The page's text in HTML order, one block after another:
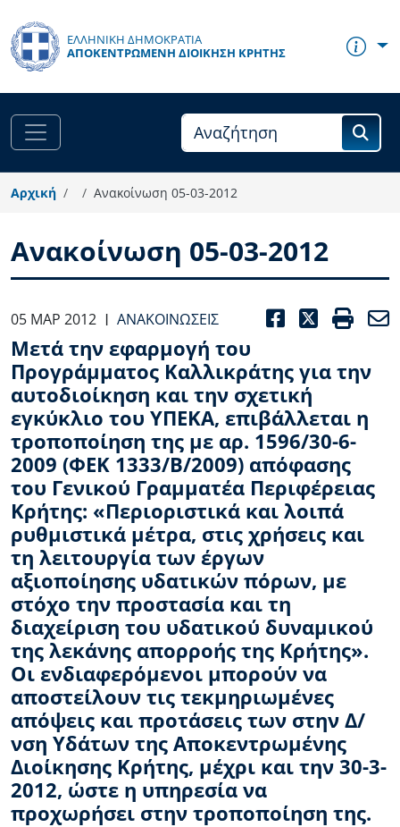
ΕΛΛΗΝΙΚΗ ΔΗΜΟΚΡΑΤΙΑ
ΑΠΟΚΕΝΤΡΩΜΈΝΗ ΔΙΟΊΚΗΣΗ ΚΡΉΤΗΣ
Αρχική Ανακοίνωση 05-03-2012
Ανακοίνωση 05-03-2012
05 ΜΑΡ 2012 | ΑΝΑΚΟΙΝΏΣΕΙΣ
Μετά την εφαρμογή του
Προγράμματος Καλλικράτης για την
αυτοδιοίκηση και την σχετική
εγκύκλιο του ΥΠΕΚΑ, επιβάλλεται η
τροποποίηση της με αρ. 1596/30-6-
2009 (ΦΕΚ 1333/Β/2009) απόφασης
του Γενικού Γραμματέα Περιφέρειας
Κρήτης: «Περιοριστικά και λοιπά
ρυθμιστικά μέτρα, στις χρήσεις και
τη λειτουργία των έργων
αξιοποίησης υδατικών πόρων, με
στόχο την προστασία και τη
διαχείριση του υδατικού δυναμικού
της λεκάνης απορροής της Κρήτης».
Οι ενδιαφερόμενοι μπορούν να
αποστείλουν τις τεκμηριωμένες
απόψεις και προτάσεις των στην Δ/
νση Υδάτων της Αποκεντρωμένης
Διοίκησης Κρήτης, μέχρι και την 30-3-
2012, ώστε η υπηρεσία να
προχωρήσει στην τροποποίηση της.